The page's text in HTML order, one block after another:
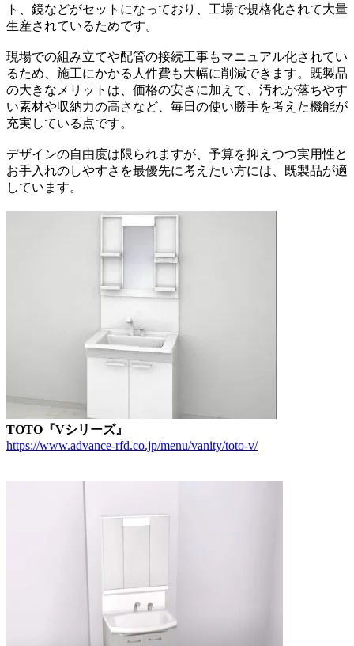
ト、鏡などがセットになっており、工場で規格化されて大量
生産されているためです。
現場での組み立てや配管の接続工事もマニュアル化されてい
るため、施工にかかる人件費も大幅に削減できます。既製品
の大きなメリットは、価格の安さに加えて、汚れが落ちやす
い素材や収納力の高さなど、毎日の使い勝手を考えた機能が
充実している点です。
デザインの自由度は限られますが、予算を抑えつつ実用性と
お手入れのしやすさを最優先に考えたい方には、既製品が適
しています。
TOTO『Vシリーズ』
https://www.advance-rfd.co.jp/menu/vanity/toto-v/